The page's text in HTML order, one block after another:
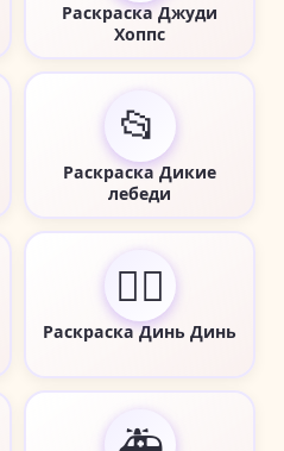
Раскраска Джуди
Хоппс
📂
Раскраска Дикие
лебеди
🧚‍♀️
Раскраска Динь Динь